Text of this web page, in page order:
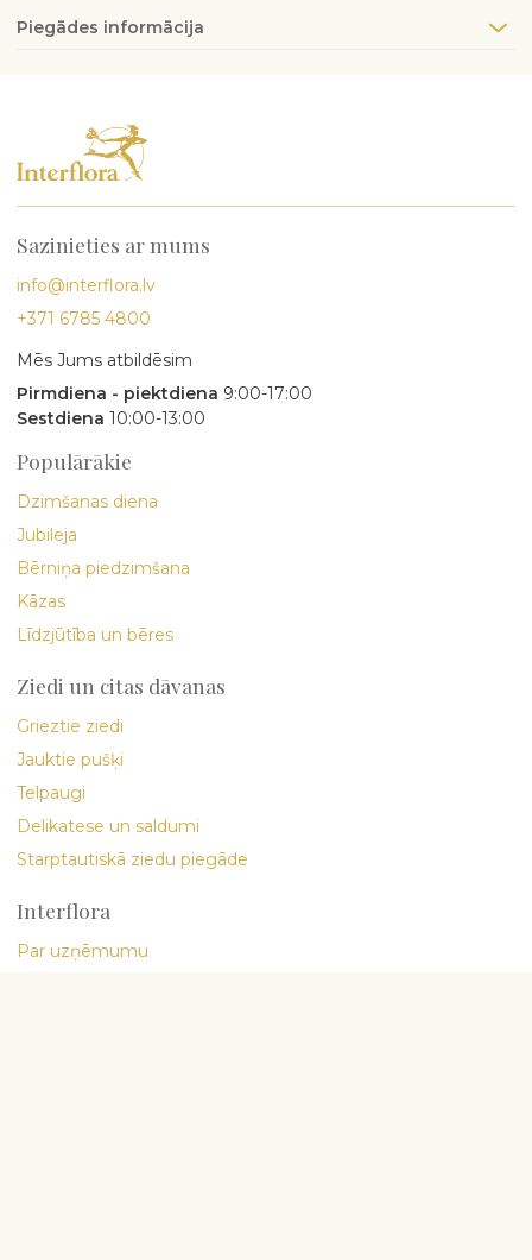
Piegādes informācija
Sazinieties ar mums
info@interflora.lv
+371 6785 4800
Mēs Jums atbildēsim
Pirmdiena - piektdiena 9:00-17:00
Sestdiena 10:00-13:00
Populārākie
Dzimšanas diena
Jubileja
Bērniņa piedzimšana
Kāzas
Līdzjūtība un bēres
Ziedi un citas dāvanas
Grieztie ziedi
Jauktie pušķi
Telpaugi
Delikatese un saldumi
Starptautiskā ziedu piegāde
Interflora
Par uzņēmumu